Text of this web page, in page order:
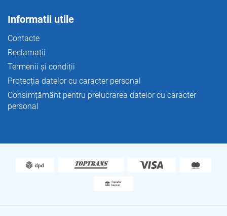
Informatii utile
Contacte
Reclamații
Termenii și condiții
Protecția datelor cu caracter personal
Consimțământ pentru prelucrarea datelor cu caracter
personal